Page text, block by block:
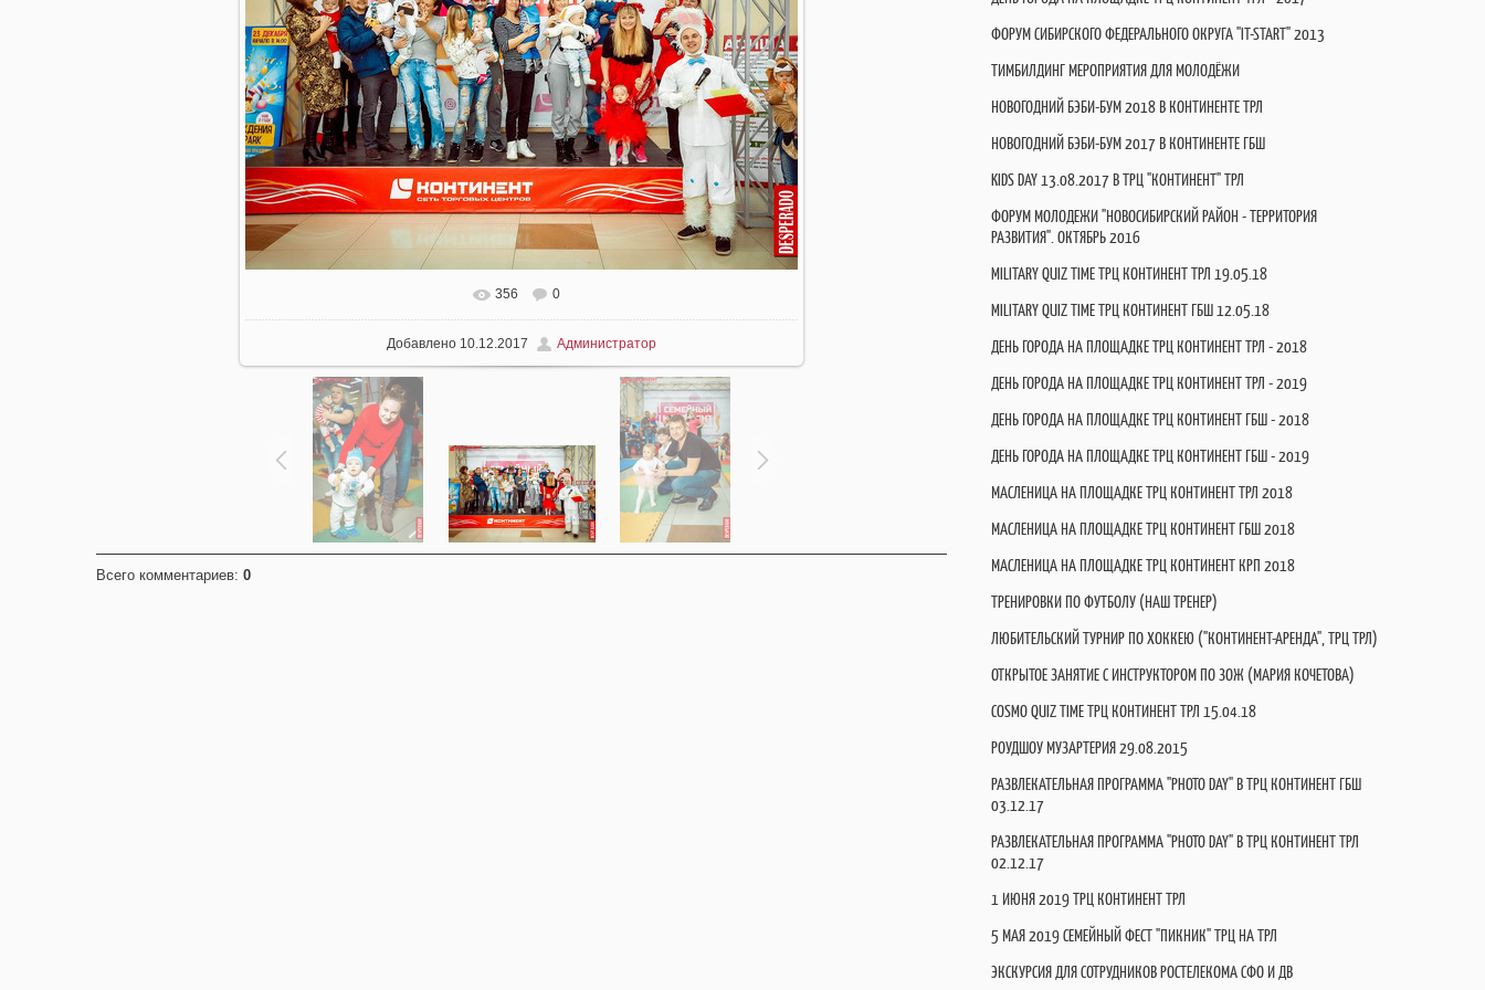
356 0
Добавлено 10.12.2017 Администратор
Всего комментариев: 0
ФОРУМ СИБИРСКОГО ФЕДЕРАЛЬНОГО ОКРУГА "IT-START" 2013
ТИМБИЛДИНГ МЕРОПРИЯТИЯ ДЛЯ МОЛОДЁЖИ
НОВОГОДНИЙ БЭБИ-БУМ 2018 В КОНТИНЕНТЕ ТРЛ
НОВОГОДНИЙ БЭБИ-БУМ 2017 В КОНТИНЕНТЕ ГБШ
KIDS DAY 13.08.2017 В ТРЦ "КОНТИНЕНТ" ТРЛ
ФОРУМ МОЛОДЕЖИ "НОВОСИБИРСКИЙ РАЙОН - ТЕРРИТОРИЯ
РАЗВИТИЯ". ОКТЯБРЬ 2016
MILITARY QUIZ TIME ТРЦ КОНТИНЕНТ ТРЛ 19.05.18
MILITARY QUIZ TIME ТРЦ КОНТИНЕНТ ГБШ 12.05.18
ДЕНЬ ГОРОДА НА ПЛОЩАДКЕ ТРЦ КОНТИНЕНТ ТРЛ - 2018
ДЕНЬ ГОРОДА НА ПЛОЩАДКЕ ТРЦ КОНТИНЕНТ ТРЛ - 2019
ДЕНЬ ГОРОДА НА ПЛОЩАДКЕ ТРЦ КОНТИНЕНТ ГБШ - 2018
ДЕНЬ ГОРОДА НА ПЛОЩАДКЕ ТРЦ КОНТИНЕНТ ГБШ - 2019
МАСЛЕНИЦА НА ПЛОЩАДКЕ ТРЦ КОНТИНЕНТ ТРЛ 2018
МАСЛЕНИЦА НА ПЛОЩАДКЕ ТРЦ КОНТИНЕНТ ГБШ 2018
МАСЛЕНИЦА НА ПЛОЩАДКЕ ТРЦ КОНТИНЕНТ КРП 2018
ТРЕНИРОВКИ ПО ФУТБОЛУ (НАШ ТРЕНЕР)
ЛЮБИТЕЛЬСКИЙ ТУРНИР ПО ХОККЕЮ ("КОНТИНЕНТ-АРЕНДА", ТРЦ ТРЛ)
ОТКРЫТОЕ ЗАНЯТИЕ С ИНСТРУКТОРОМ ПО ЗОЖ (МАРИЯ КОЧЕТОВА)
COSMO QUIZ TIME ТРЦ КОНТИНЕНТ ТРЛ 15.04.18
РОУДШОУ МУЗАРТЕРИЯ 29.08.2015
РАЗВЛЕКАТЕЛЬНАЯ ПРОГРАММА "PHOTO DAY" В ТРЦ КОНТИНЕНТ ГБШ
03.12.17
РАЗВЛЕКАТЕЛЬНАЯ ПРОГРАММА "PHOTO DAY" В ТРЦ КОНТИНЕНТ ТРЛ
02.12.17
1 ИЮНЯ 2019 ТРЦ КОНТИНЕНТ ТРЛ
5 МАЯ 2019 СЕМЕЙНЫЙ ФЕСТ "ПИКНИК" ТРЦ НА ТРЛ
ЭКСКУРСИЯ ДЛЯ СОТРУДНИКОВ РОСТЕЛЕКОМА СФО И ДВ